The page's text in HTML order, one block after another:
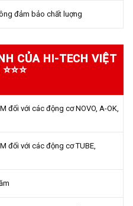
đảm bảo chất luợng
CỦA HI-TECH VIỆT
đối với các động cơ NOVO, A-OK,
đối với các động cơ TUBE,